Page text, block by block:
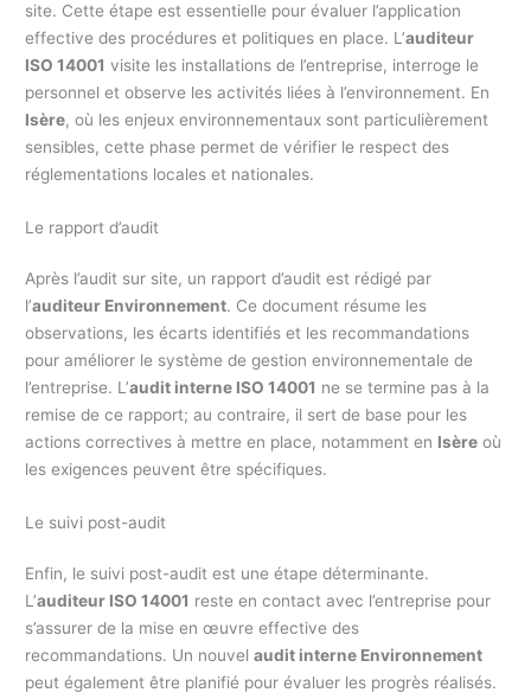
site. Cette étape est essentielle pour évaluer l’application
effective des procédures et politiques en place. L’auditeur
ISO 14001 visite les installations de l’entreprise, interroge le
personnel et observe les activités liées à l’environnement. En
Isère, où les enjeux environnementaux sont particulièrement
sensibles, cette phase permet de vérifier le respect des
réglementations locales et nationales.
Le rapport d’audit
Après l’audit sur site, un rapport d’audit est rédigé par
l’auditeur Environnement. Ce document résume les
observations, les écarts identifiés et les recommandations
pour améliorer le système de gestion environnementale de
l’entreprise. L’audit interne ISO 14001 ne se termine pas à la
remise de ce rapport; au contraire, il sert de base pour les
actions correctives à mettre en place, notamment en Isère où
les exigences peuvent être spécifiques.
Le suivi post-audit
Enfin, le suivi post-audit est une étape déterminante.
L’auditeur ISO 14001 reste en contact avec l’entreprise pour
s’assurer de la mise en œuvre effective des
recommandations. Un nouvelaudit interne Environnement
peut également être planifié pour évaluer les progrès réalisés.